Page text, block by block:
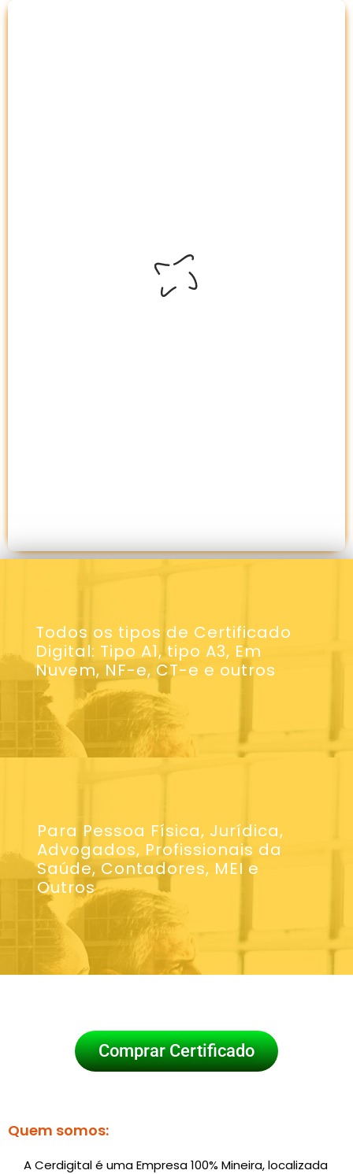
Todos os tipos de Certificado
Digital: Tipo A1, tipo A3, Em
Nuvem, NF-e, CT-e e outros
Para Pessoa Física, Jurídica,
Advogados, Profissionais da
Saúde, Contadores, MEI e
Outros
Comprar Certificado
Quem somos:
A Cerdigital é uma Empresa 100% Mineira, localizada